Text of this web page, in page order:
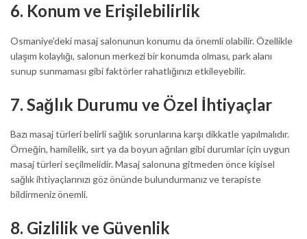
6. Konum ve Erişilebilirlik
Osmaniye’deki masaj salonunun konumu da önemli olabilir. Özellikle
ulaşım kolaylığı, salonun merkezi bir konumda olması, park alanı
sunup sunmaması gibi faktörler rahatlığınızı etkileyebilir.
7. Sağlık Durumu ve Özel İhtiyaçlar
Bazı masaj türleri belirli sağlık sorunlarına karşı dikkatle yapılmalıdır.
Örneğin, hamilelik, sırt ya da boyun ağrıları gibi durumlar için uygun
masaj türleri seçilmelidir. Masaj salonuna gitmeden önce kişisel
sağlık ihtiyaçlarınızı göz önünde bulundurmanız ve terapiste
bildirmeniz önemli.
8. Gizlilik ve Güvenlik